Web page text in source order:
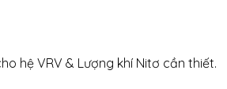
hệ VRV & Lượng khí Nitơ cần thiết.